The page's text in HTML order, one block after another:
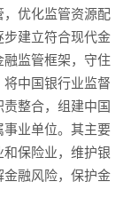
优化监管资源配
建立符合现代金
监管框架，守住
中国银行业监督
整合，组建中国
业单位。其主要
保险业，维护银
融风险，保护金